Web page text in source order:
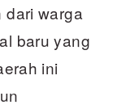
dari warga
baru yang
ini